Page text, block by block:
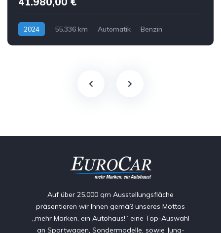
2024 55.336 km Automatik Benzin
Auf über 25.000 qm Ausstellungsfläche
präsentieren wir Ihnen gemäß unseres Mottos
„mehr Marken, ein Autohaus!“ eine Top-Auswahl
an Sportwagen, Sondermodelle, sowie Jung-